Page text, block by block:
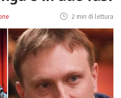
2 min di lettura